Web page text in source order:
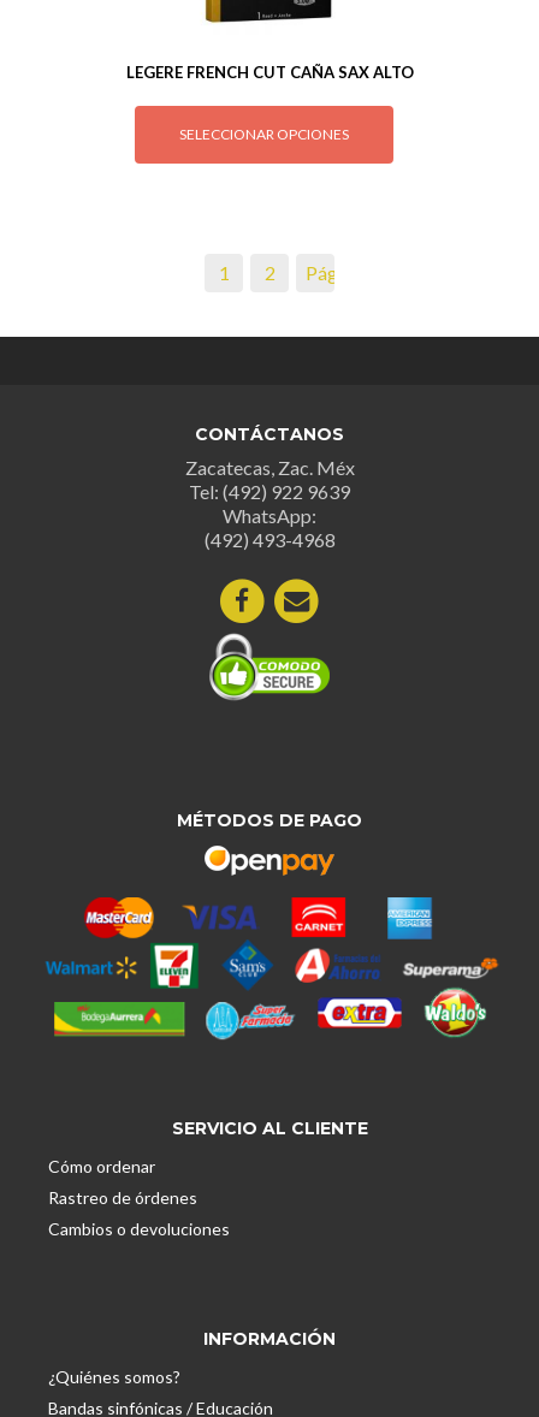
LEGERE FRENCH CUT CAÑA SAX ALTO
SELECCIONAR OPCIONES
1 2 Página siguiente »
CONTÁCTANOS
Zacatecas, Zac. Méx
Tel: (492) 922 9639
WhatsApp:
(492) 493-4968
MÉTODOS DE PAGO
SERVICIO AL CLIENTE
Cómo ordenar
Rastreo de órdenes
Cambios o devoluciones
INFORMACIÓN
¿Quiénes somos?
Bandas sinfónicas / Educación